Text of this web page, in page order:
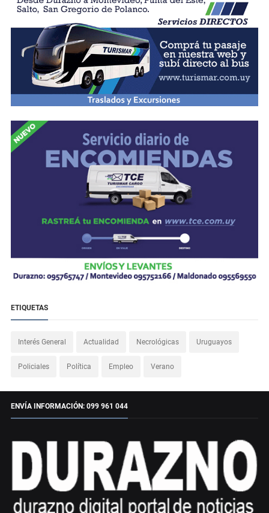
ETIQUETAS
Interés General Actualidad Necrológicas Uruguayos
Policiales Política Empleo Verano
ENVÍA INFORMACIÓN: 099 961 044